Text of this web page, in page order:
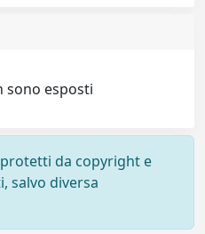
sono esposti
da copyright e
salvo diversa